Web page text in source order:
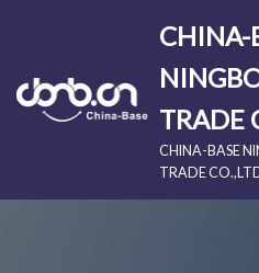
to
content
CHINA-
TRADE
CHINA-BASE
TRADE